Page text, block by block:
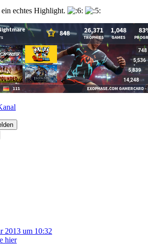
echtes Highlight.
2013 um 10:32
hier